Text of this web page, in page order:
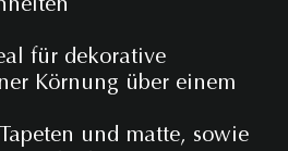
für dekorative
Körnung über einem
und matte, sowie